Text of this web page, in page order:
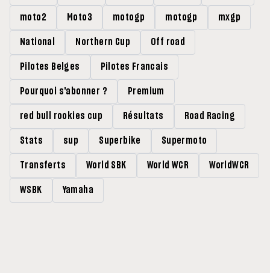
moto2 Moto3 motogp motogp mxgp
National Northern Cup Off road
Pilotes Belges Pilotes Francais
Pourquoi s'abonner ? Premium
red bull rookies cup Résultats Road Racing
Stats sup Superbike Supermoto
Transferts World SBK World WCR WorldWCR
WSBK Yamaha